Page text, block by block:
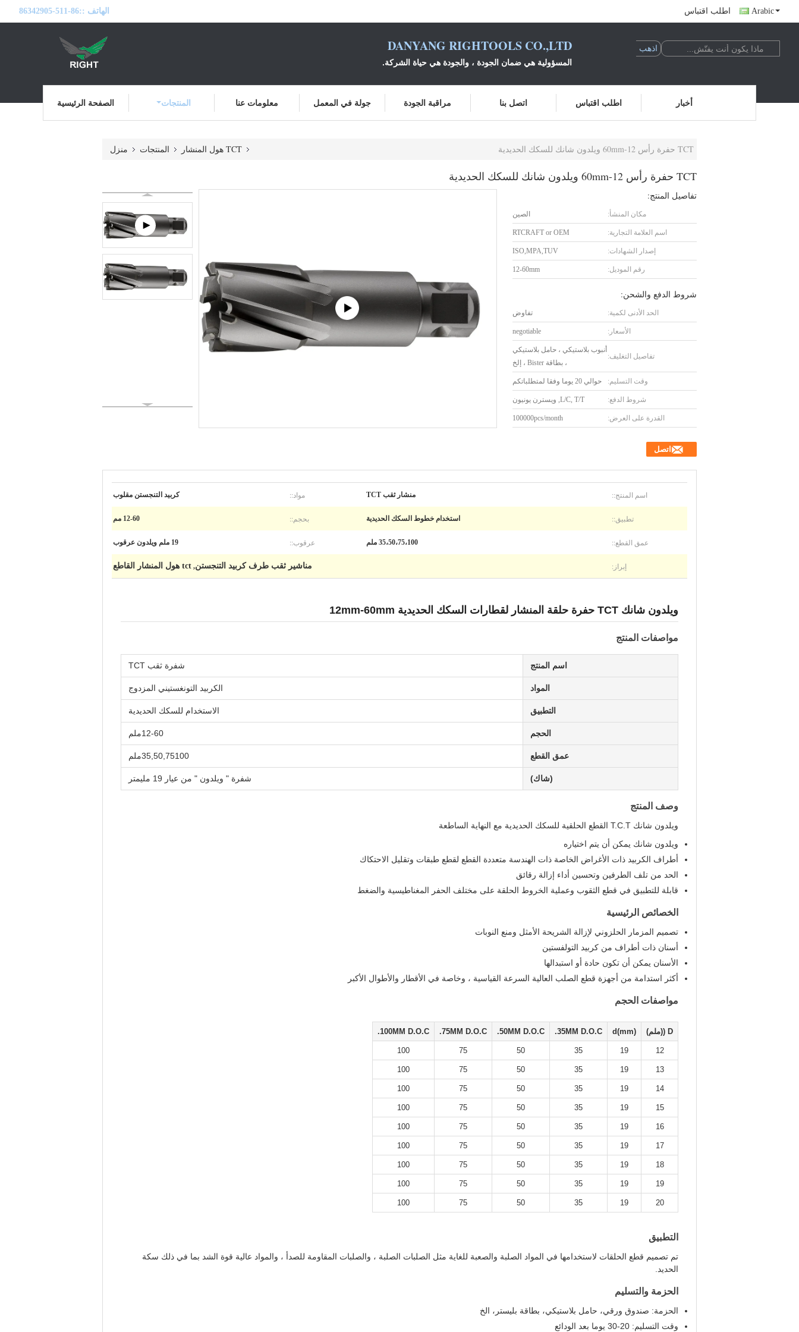
الهاتف ::86-511-86342905 اطلب اقتباس Arabic
DANYANG RIGHTOOLS CO.,LTD
المسؤولية هي ضمان الجودة ، والجودة هي حياة الشركة.
الصفحة الرئيسية المنتجات معلومات عنا جولة في المعمل مراقبة الجودة اتصل بنا اطلب اقتباس أخبار
منزل المنتجات TCT هول المنشار TCT حفرة رأس 12-60mm ويلدون شانك للسكك الحديدية
TCT حفرة رأس 12-60mm ويلدون شانك للسكك الحديدية
تفاصيل المنتج:
مكان المنشأ: الصين
اسم العلامة التجارية: RTCRAFT or OEM
إصدار الشهادات: ISO,MPA,TUV
رقم الموديل: 12-60mm
شروط الدفع والشحن:
الحد الأدنى لكمية: تفاوض
الأسعار: negotiable
تفاصيل التغليف:
أنبوب بلاستيكي ، حامل بلاستيكي
، بطاقة Bister ، إلخ
وقت التسليم: حوالي 20 يوما وفقا لمتطلباتكم
شروط الدفع: L/C, T/T, ويسترن يونيون
القدرة على العرض: 100000pcs/month
اتصل
اسم المنتج:: منشار ثقب TCT مواد:: كربيد التنجستن مقلوب
تطبيق:: استخدام خطوط السكك الحديدية بحجم:: 12-60 مم
عمق القطع:: 35،50،75،100 ملم عرقوب:: 19 ملم ويلدون عرقوب
إبراز: مناشير ثقب طرف كربيد التنجستن, tct هول المنشار القاطع
ويلدون شانك TCT حفرة حلقة المنشار لقطارات السكك الحديدية 12mm-60mm
مواصفات المنتج
اسم المنتج شفرة ثقب TCT
المواد الكربيد التونغستيني المزدوج
التطبيق الاستخدام للسكك الحديدية
الحجم 12-60ملم
عمق القطع 35,50,75100ملم
(شاك) شفرة " ويلدون " من عيار 19 مليمتر
وصف المنتج
ويلدون شانك T.C.T القطع الحلقية للسكك الحديدية مع النهاية الساطعة
ويلدون شانك يمكن أن يتم اختياره
أطراف الكربيد ذات الأغراض الخاصة ذات الهندسة متعددة القطع لقطع طبقات وتقليل الاحتكاك
الحد من تلف الطرفين وتحسين أداء إزالة رقائق
قابلة للتطبيق في قطع الثقوب وعملية الخروط الحلقة على مختلف الحفر المغناطيسية والضغط
الخصائص الرئيسية
تصميم المزمار الحلزوني لإزالة الشريحة الأمثل ومنع النوبات
أسنان ذات أطراف من كربيد التولفستين
الأسنان يمكن أن تكون حادة أو استبدالها
أكثر استدامة من أجهزة قطع الصلب العالية السرعة القياسية ، وخاصة في الأقطار والأطوال الأكبر
مواصفات الحجم
D ((ملم) d(mm)
35MM D.O.C.
50MM D.O.C.
75MM D.O.C.
100MM D.O.C.
12
19
35
50
75
100
13
19
35
50
75
100
14
19
35
50
75
100
15
19
35
50
75
100
16
19
35
50
75
100
17
19
35
50
75
100
18
19
35
50
75
100
19
19
35
50
75
100
20
19
35
50
75
100
التطبيق
تم تصميم قطع الحلقات لاستخدامها في المواد الصلبة والصعبة للغاية مثل الصلبات الصلبة ، والصلبات المقاومة للصدأ ، والمواد عالية قوة الشد بما في ذلك سكة
الحديد.
الحزمة والتسليم
الحزمة: صندوق ورقي، حامل بلاستيكي، بطاقة بليستر، الخ
وقت التسليم: 20-30 يوما بعد الودائع